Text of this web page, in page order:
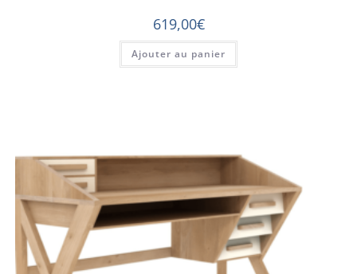
619,00€
Ajouter au panier